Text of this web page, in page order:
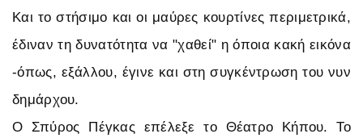
Και το στήσιμο και οι μαύρες κουρτίνες περιμετρικά,
έδιναν τη δυνατότητα να "χαθεί" η όποια κακή εικόνα
-όπως, εξάλλου, έγινε και στη συγκέντρωση του νυν
δημάρχου.
Ο Σπύρος Πέγκας επέλεξε το Θέατρο Κήπου. Το